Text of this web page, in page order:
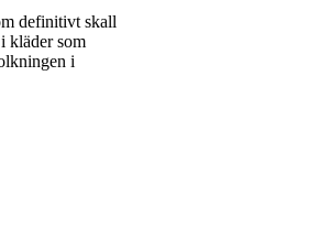
definitivt skall
kläder som
i